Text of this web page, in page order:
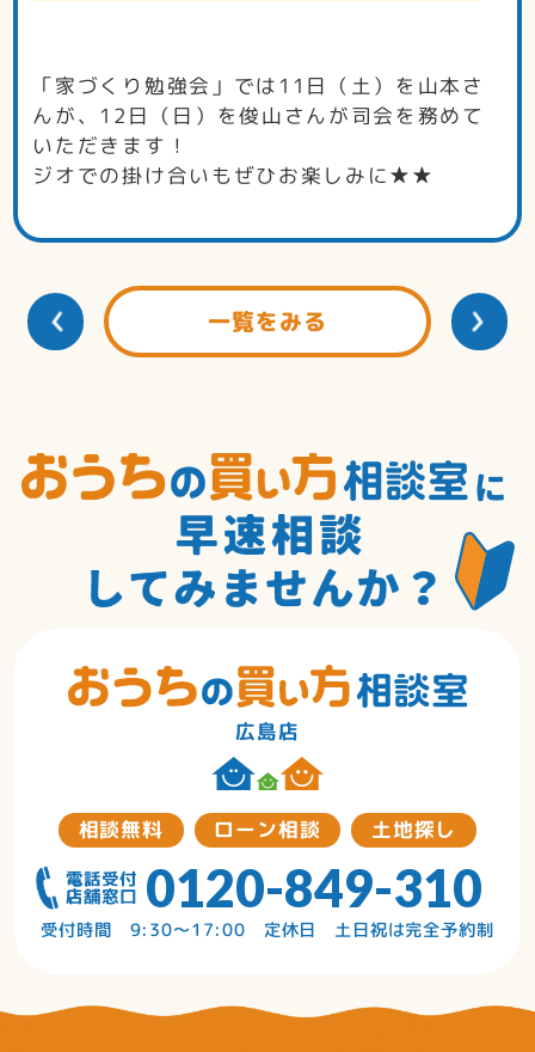
「家づくり勉強会」では11日（土）を山本さ
んが、12日（日）を俊山さんが司会を務めて
いただきます！
ジオでの掛け合いもぜひお楽しみに★★
一覧をみる
広島店
相談無料 ローン相談 土地探し
0120-849-310
受付時間 9:30〜17:00 定休日 土日祝は完全予約制